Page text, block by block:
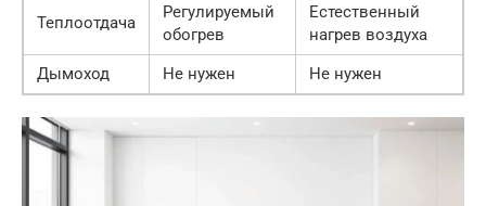
Теплоотдача
Регулируемый
обогрев
Естественный
нагрев воздуха
Дымоход
Не нужен Не нужен